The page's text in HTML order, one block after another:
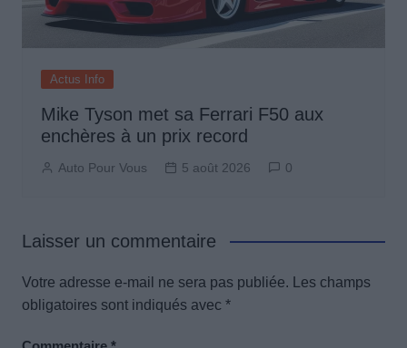
Actus Info
Mike Tyson met sa Ferrari F50 aux
enchères à un prix record
Auto Pour Vous 5 août 2026 0
Laisser un commentaire
Votre adresse e-mail ne sera pas publiée.
Les champs
obligatoires sont indiqués avec *